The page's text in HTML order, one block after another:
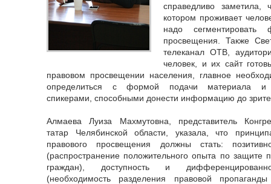
справедливо
котором проживает
надо
просвещения. Также
телеканал ОТВ,
человек, и их сайт
правовом просвещении населения, главное
определиться с формой подачи материала
спикерами, способными донести информацию до
Алмаева Луиза Махмутовна, представитель
татар Челябинской области, указала, что
правового просвещения должны стать:
(распространение положительного опыта по защите
граждан), доступность и
(необходимость разделения правовой